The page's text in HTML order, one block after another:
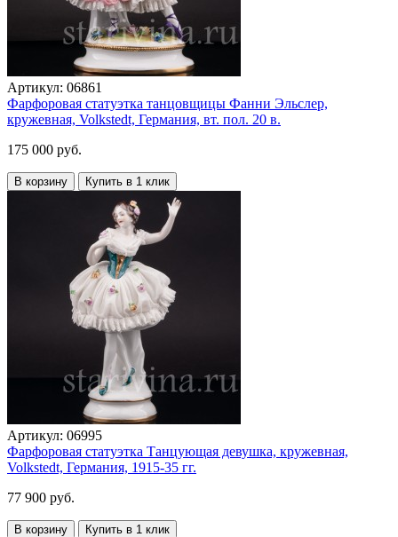
Артикул: 06861
Фарфоровая статуэтка танцовщицы Фанни Эльслер,
кружевная, Volkstedt, Германия, вт. пол. 20 в.
175 000 руб.
В корзину Купить в 1 клик
Артикул: 06995
Фарфоровая статуэтка Танцующая девушка, кружевная,
Volkstedt, Германия, 1915-35 гг.
77 900 руб.
В корзину Купить в 1 клик